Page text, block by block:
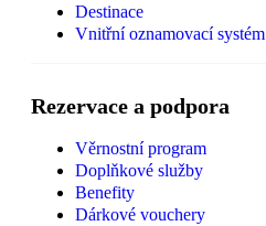
Destinace
Vnitřní oznamovací systém
Rezervace a podpora
Věrnostní program
Doplňkové služby
Benefity
Dárkové vouchery